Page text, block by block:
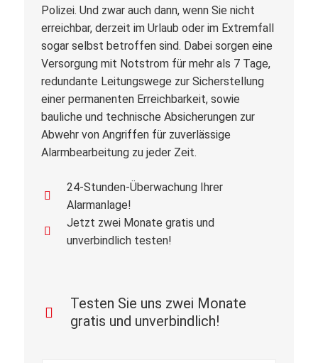
Polizei. Und zwar auch dann, wenn Sie nicht
erreichbar, derzeit im Urlaub oder im Extremfall
sogar selbst betroffen sind. Dabei sorgen eine
Versorgung mit Notstrom für mehr als 7 Tage,
redundante Leitungswege zur Sicherstellung
einer permanenten Erreichbarkeit, sowie
bauliche und technische Absicherungen zur
Abwehr von Angriffen für zuverlässige
Alarmbearbeitung zu jeder Zeit.
24-Stunden-Überwachung Ihrer
Alarmanlage!
Jetzt zwei Monate gratis und
unverbindlich testen!
Testen Sie uns zwei Monate
gratis und unverbindlich!